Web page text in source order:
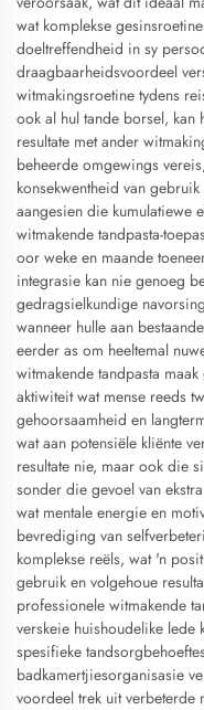
wat komplekse
doeltreffendheid in sy
draagbaarheidsvoordeel
witmakingsroetine tydens
ook al hul tande borsel,
resultate met ander
beheerde omgewings
konsekwentheid van
aangesien die kumulatiewe
witmakende tandpasta-
oor weke en maande
integrasie kan nie genoeg
gedragsielkundige
wanneer hulle aan
eerder as om heeltemal
witmakende tandpasta
aktiwiteit wat mense reeds
gehoorsaamheid en
wat aan potensiële kliënte
resultate nie, maar ook die
sonder die gevoel van
wat mentale energie en
bevrediging van
komplekse reëls, wat 'n
gebruik en volgehoue
professionele witmakende
verskeie huishoudelike
spesifieke
badkamertjiesorganisasie
voordeel trek uit